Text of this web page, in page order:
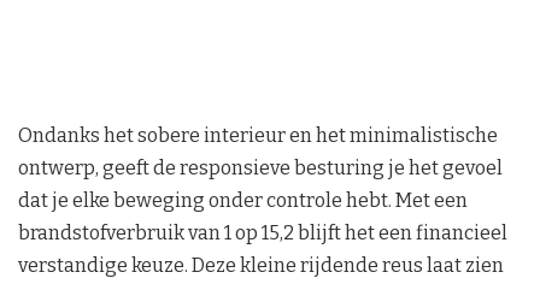
Ondanks het sobere interieur en het minimalistische
ontwerp, geeft de responsieve besturing je het gevoel
dat je elke beweging onder controle hebt. Met een
brandstofverbruik van 1 op 15,2 blijft het een financieel
verstandige keuze. Deze kleine rijdende reus laat zien